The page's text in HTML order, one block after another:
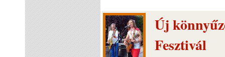
Új
Fesztivál